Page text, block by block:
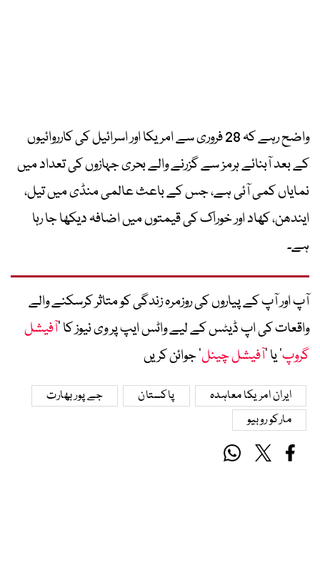
واضح رہے کہ 28 فروری سے امریکا اور اسرائیل کی کارروائیوں
کے بعد آبنائے ہرمز سے گزرنے والے بحری جہازوں کی تعداد میں
نمایاں کمی آئی ہے، جس کے باعث عالمی منڈی میں تیل،
ایندھن، کھاد اور خوراک کی قیمتوں میں اضافہ دیکھا جا رہا
ہے۔
آپ اور آپ کے پیاروں کی روزمرہ زندگی کو متاثر کرسکنے والے
واقعات کی اپ ڈیٹس کے لیے واٹس ایپ پر وی نیوز کا ’آفیشل
گروپ‘ یا ’آفیشل چینل‘ جوائن کریں
ایران امریکا معاہدہ پاکستان
جے پور بھارت
مارکو روبیو